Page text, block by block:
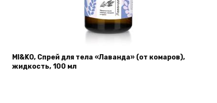
MI&KO, Спрей для тела «Лаванда» (от комаров),
жидкость, 100 мл